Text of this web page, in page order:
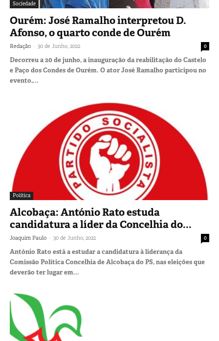
Sociedade
Ourém: José Ramalho interpretou D.
Afonso, o quarto conde de Ourém
Redação - 30 de Junho, 2022 0
Decorreu a 20 de junho, a inauguração da reabilitação do Castelo
e Paço dos Condes de Ourém. O ator José Ramalho participou no
evento,...
Política
Alcobaça: António Rato estuda
candidatura a líder da Concelhia do...
Joaquim Paulo - 30 de Junho, 2022 0
António Rato está a estudar a candidatura à liderança da
Comissão Política Concelhia de Alcobaça do PS, nas eleições que
deverão ter lugar em...